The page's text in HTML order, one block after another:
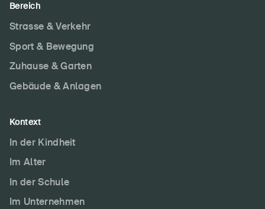
Bereich
Strasse & Verkehr
Sport & Bewegung
Zuhause & Garten
Gebäude & Anlagen
Kontext
In der Kindheit
Im Alter
In der Schule
Im Unternehmen